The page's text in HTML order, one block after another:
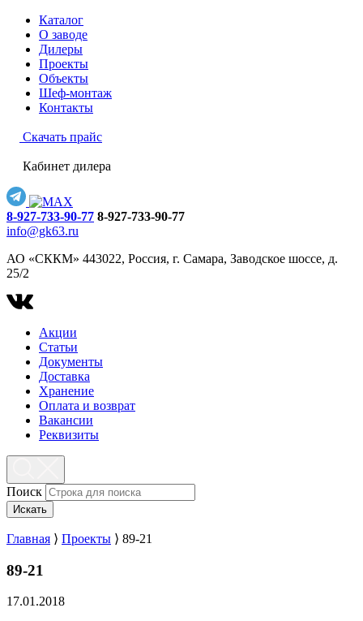
Каталог
О заводе
Дилеры
Проекты
Объекты
Шеф-монтаж
Контакты
Скачать прайс
Кабинет дилера
8-927-733-90-77 8-927-733-90-77
info@gk63.ru
АО «СККМ» 443022, Россия, г. Самара, Заводское шоссе, д.
25/2
Акции
Статьи
Документы
Доставка
Хранение
Оплата и возврат
Вакансии
Реквизиты
Поиск
Искать
Главная ⟩ Проекты ⟩ 89-21
89-21
17.01.2018